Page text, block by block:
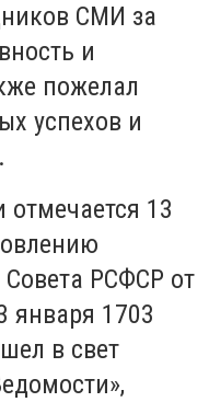
СМИ за
и
пожелал
успехов и
13
РСФСР от
января 1703
в свет